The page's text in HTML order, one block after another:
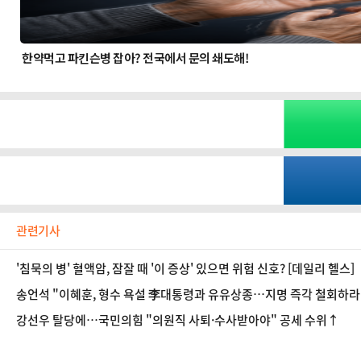
관련기사
'침묵의 병' 혈액암, 잠잘 때 '이 증상' 있으면 위험 신호? [데일리 헬스]
송언석 "이혜훈, 형수 욕설 李대통령과 유유상종…지명 즉각 철회하
강선우 탈당에…국민의힘 "의원직 사퇴·수사받아야" 공세 수위↑